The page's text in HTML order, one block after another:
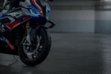
Shops
4,85/ 5
zufriedener Kauf! Der